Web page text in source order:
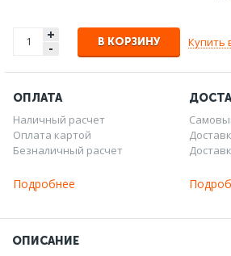
+
- В КОРЗИНУ Купить
ОПЛАТА
Наличный расчет
Оплата картой
Безналичный расчет
Подробнее
ОПИСАНИЕ